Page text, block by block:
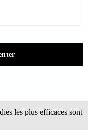
les plus efficaces sont